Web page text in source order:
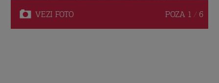
VEZI FOTO POZA 1 / 6